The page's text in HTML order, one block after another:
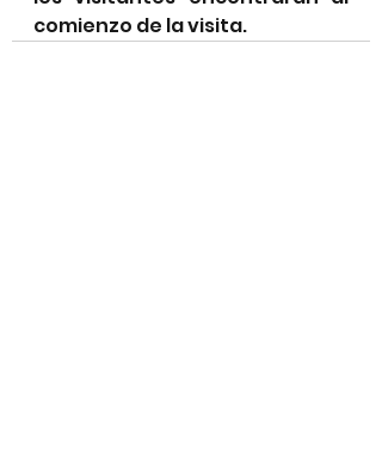
comienzo de la visita.